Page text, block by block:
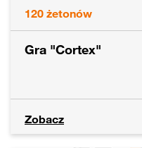
120 żetonów
Gra "Cortex"
Zobacz